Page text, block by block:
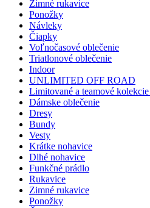
Zimné rukavice
Ponožky
Návleky
Čiapky
Voľnočasové oblečenie
Triatlonové oblečenie
Indoor
UNLIMITED OFF ROAD
Limitované a teamové
Dámske oblečenie
Dresy
Bundy
Vesty
Krátke nohavice
Dlhé nohavice
Funkčné prádlo
Rukavice
Zimné rukavice
Ponožky